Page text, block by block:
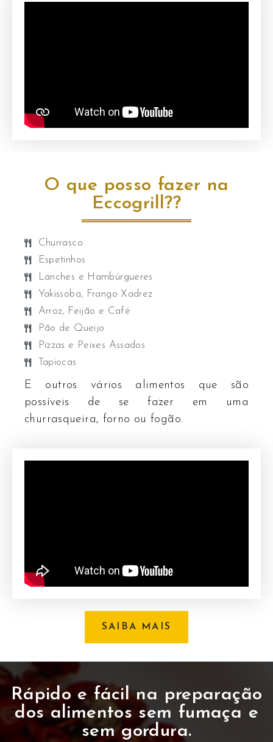
O que posso fazer na
Eccogrill??
Churrasco
Espetinhos
Lanches e Hambúrgueres
Yakissoba, Frango Xadrez ​
Arroz, Feijão e Café
Pão de Queijo
Pizzas e Peixes Assados
Tapiocas
E outros vários alimentos que são
possíveis de se fazer em uma
churrasqueira, forno ou fogão.
SAIBA MAIS
Rápido e fácil na preparação
dos alimentos sem fumaça e
sem gordura.